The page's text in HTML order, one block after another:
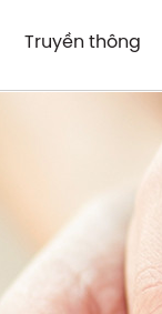
Truyền thông